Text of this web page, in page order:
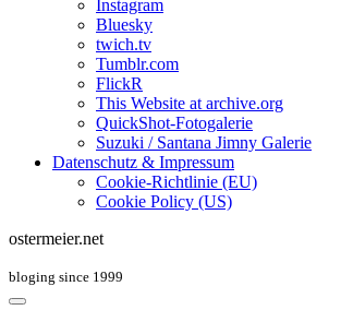
Instagram
Bluesky
twich.tv
Tumblr.com
FlickR
This Website at archive.org
QuickShot-Fotogalerie
Suzuki / Santana Jimny Galerie
Datenschutz & Impressum
Cookie-Richtlinie (EU)
Cookie Policy (US)
ostermeier.net
bloging since 1999